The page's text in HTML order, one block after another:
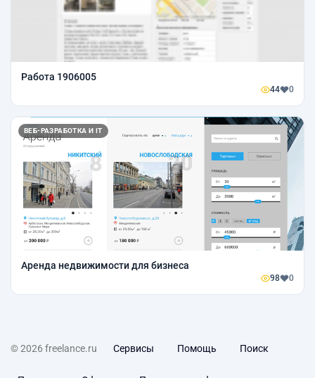
Работа 1906005
44 0
ВЕБ-РАЗРАБОТКА И IT
Аренда недвижимости для бизнеса
98 0
© 2026 freelance.ru Сервисы Помощь Поиск